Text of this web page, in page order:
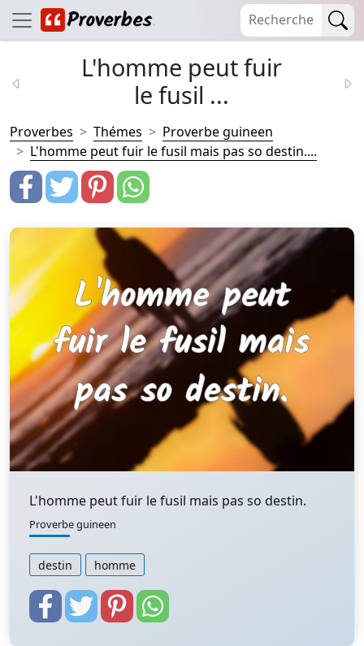
L'homme peut fuir
le fusil ...
Proverbes Thémes
Proverbe guineen
L'homme peut fuir le fusil mais pas so destin....
L'homme peut fuir le fusil mais pas so destin.
Proverbe guineen
destin homme